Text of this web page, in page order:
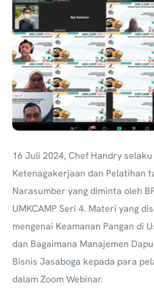
16 Juli 2024, Chef Handry selaku
Ketenagakerjaan dan Pelatihan
Narasumber yang diminta oleh
UMKCAMP Seri 4. Materi yang
mengenai Keamanan Pangan di
dan Bagaimana Manajemen
Bisnis Jasaboga kepada para
dalam Zoom Webinar.